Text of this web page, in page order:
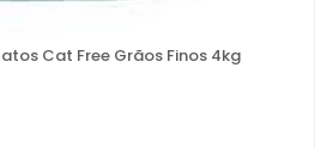
Cat Free Grãos Finos 4kg